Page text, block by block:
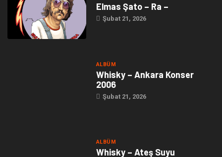
Elmas Şato – Ra –
Şubat 21, 2026
ALBÜM
Whisky – Ankara Konser
2006
Şubat 21, 2026
ALBÜM
Whisky – Ateş Suyu